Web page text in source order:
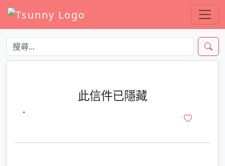
此信件已隱藏
·